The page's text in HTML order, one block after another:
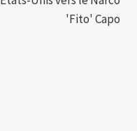
'Fito' Capo